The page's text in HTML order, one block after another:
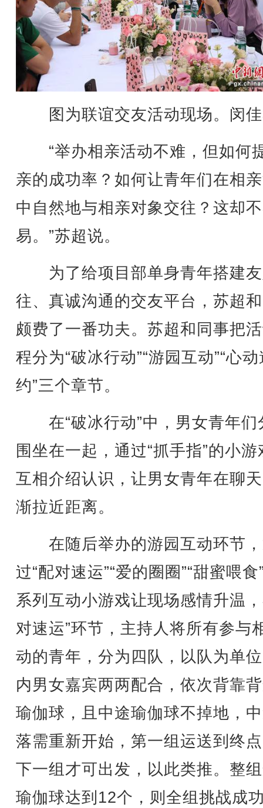
图为联谊交友活动现场。闵
“举办相亲活动不难，但如何
亲的成功率？如何让青年们在相
中自然地与相亲对象交往？这却
易。”苏超说。
为了给项目部单身青年搭建
往、真诚沟通的交友平台，苏超
颇费了一番功夫。苏超和同事把
程分为“破冰行动”“游园互动”“心
约”三个章节。
在“破冰行动”中，男女青年们
围坐在一起，通过“抓手指”的小游
互相介绍认识，让男女青年在聊
渐拉近距离。
在随后举办的游园互动环节
过“配对速运”“爱的圈圈”“甜蜜喂食
系列互动小游戏让现场感情升温
对速运”环节，主持人将所有参与
动的青年，分为四队，以队为单
内男女嘉宾两两配合，依次背靠
瑜伽球，且中途瑜伽球不掉地，
落需重新开始，第一组运送到终
下一组才可出发，以此类推。整
瑜伽球达到12个，则全组挑战成